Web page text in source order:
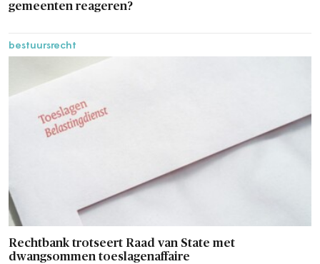
gemeenten reageren?
bestuursrecht
Rechtbank trotseert Raad van State met
dwangsommen toeslagenaffaire